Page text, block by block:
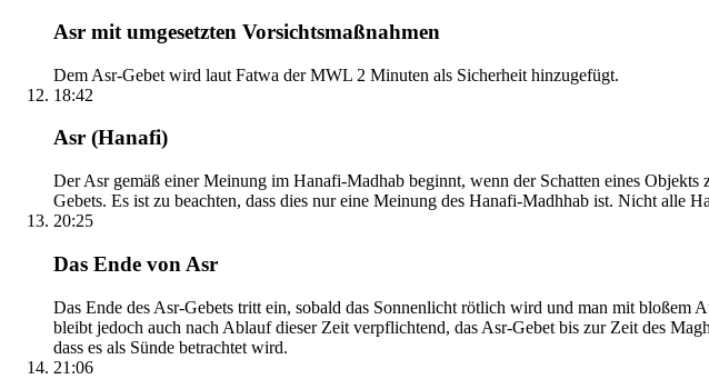
Asr mit umgesetzten Vorsichtsmaßnahmen
Dem Asr-Gebet wird laut Fatwa der MWL 2 Minuten als Sicherheit hinzugefügt.
18:42
Asr (Hanafi)
Der Asr gemäß einer Meinung im Hanafi-Madhab beginnt, wenn der Schatten eines
Gebets. Es ist zu beachten, dass dies nur eine Meinung des Hanafi-Madhhab ist. Nicht alle
20:25
Das Ende von Asr
Das Ende des Asr-Gebets tritt ein, sobald das Sonnenlicht rötlich wird und man mit bloßem
bleibt jedoch auch nach Ablauf dieser Zeit verpflichtend, das Asr-Gebet bis zur Zeit des
dass es als Sünde betrachtet wird.
21:06